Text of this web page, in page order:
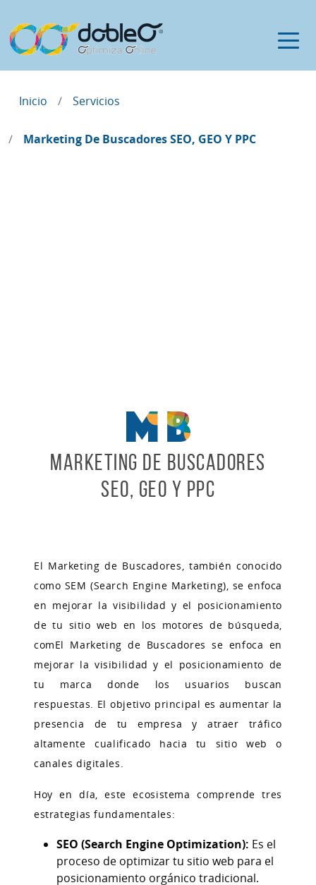
Inicio Servicios
Marketing De Buscadores SEO, GEO Y PPC
Marketing de Buscadores
SEO, GEO y PPC
El Marketing de Buscadores, también conocido
como SEM (Search Engine Marketing), se enfoca
en mejorar la visibilidad y el posicionamiento
de tu sitio web en los motores de búsqueda,
comEl Marketing de Buscadores se enfoca en
mejorar la visibilidad y el posicionamiento de
tu marca donde los usuarios buscan
respuestas. El objetivo principal es aumentar la
presencia de tu empresa y atraer tráfico
altamente cualificado hacia tu sitio web o
canales digitales.
Hoy en día, este ecosistema comprende tres
estrategias fundamentales:
SEO (Search Engine Optimization): Es el
proceso de optimizar tu sitio web para el
posicionamiento orgánico tradicional.